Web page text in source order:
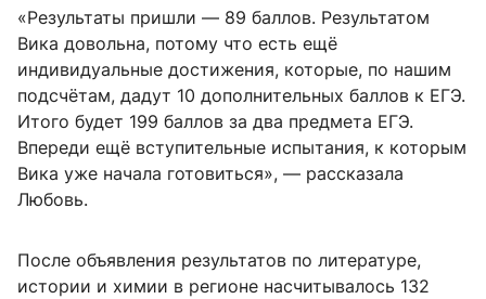
«Результаты пришли — 89 баллов. Результатом
Вика довольна, потому что есть ещё
индивидуальные достижения, которые, по нашим
подсчётам, дадут 10 дополнительных баллов к ЕГЭ.
Итого будет 199 баллов за два предмета ЕГЭ.
Впереди ещё вступительные испытания, к которым
Вика уже начала готовиться», — рассказала
Любовь.
После объявления результатов по литературе,
истории и химии в регионе насчитывалось 132